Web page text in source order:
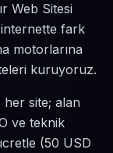
Web Sitesi
internette fark
motorlarına
kuruyoruz.
her site; alan
ve teknik
(50 USD